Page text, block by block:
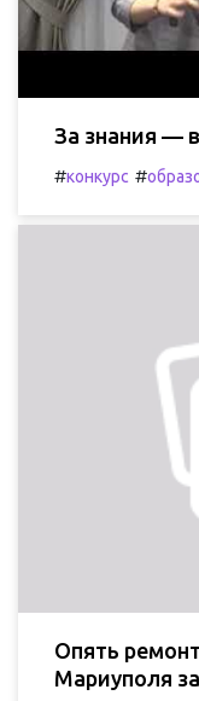
За знания —
#конкурс #
Опять
Мариуполя